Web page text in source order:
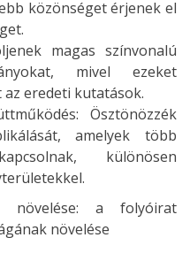
közönséget érjenek el
magas színvonalú
mivel ezeket
eredeti kutatások.
Ösztönözzék
amelyek több
különösen
növelése: a folyóirat
növelése